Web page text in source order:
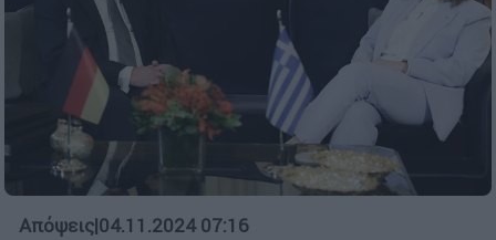
Απόψεις|04.11.2024 07:16